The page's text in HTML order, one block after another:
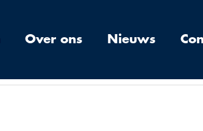
Over ons Nieuws